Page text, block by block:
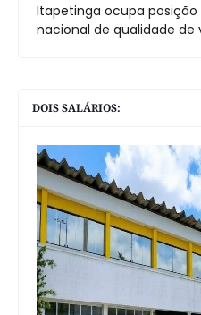
Itapetinga ocupa posição
nacional de qualidade de
DOIS SALÁRIOS: